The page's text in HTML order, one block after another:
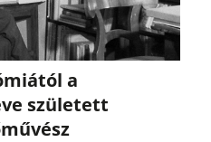
a
született